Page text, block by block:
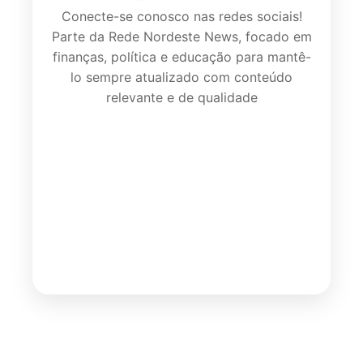
Conecte-se conosco nas redes sociais!
Parte da Rede Nordeste News, focado em
finanças, política e educação para mantê-
lo sempre atualizado com conteúdo
relevante e de qualidade